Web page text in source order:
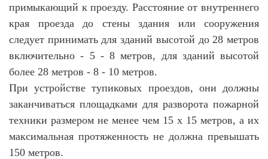
примыкающий к проезду. Расстояние от внутреннего
края проезда до стены здания или сооружения
следует принимать для зданий высотой до 28 метров
включительно - 5 - 8 метров, для зданий высотой
более 28 метров - 8 - 10 метров.
При устройстве тупиковых проездов, они должны
заканчиваться площадками для разворота пожарной
техники размером не менее чем 15 x 15 метров, а их
максимальная протяженность не должна превышать
150 метров.